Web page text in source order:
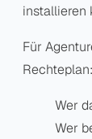
installieren
Für
Rechteplan:
Wer
Wer